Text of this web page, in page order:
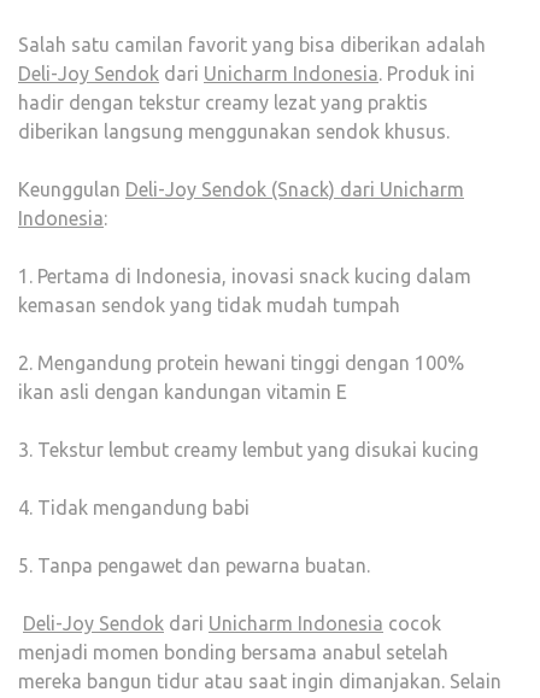
Salah satu camilan favorit yang bisa diberikan adalah
Deli-Joy Sendok dari Unicharm Indonesia. Produk ini
hadir dengan tekstur creamy lezat yang praktis
diberikan langsung menggunakan sendok khusus.
Keunggulan Deli-Joy Sendok (Snack) dari Unicharm
Indonesia:
1. Pertama di Indonesia, inovasi snack kucing dalam
kemasan sendok yang tidak mudah tumpah
2. Mengandung protein hewani tinggi dengan 100%
ikan asli dengan kandungan vitamin E
3. Tekstur lembut creamy lembut yang disukai kucing
4. Tidak mengandung babi
5. Tanpa pengawet dan pewarna buatan.
Deli-Joy Sendok dari Unicharm Indonesia cocok
menjadi momen bonding bersama anabul setelah
mereka bangun tidur atau saat ingin dimanjakan. Selain